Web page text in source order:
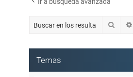
Buscar
Temas